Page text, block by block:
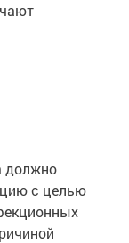
должно
с целью